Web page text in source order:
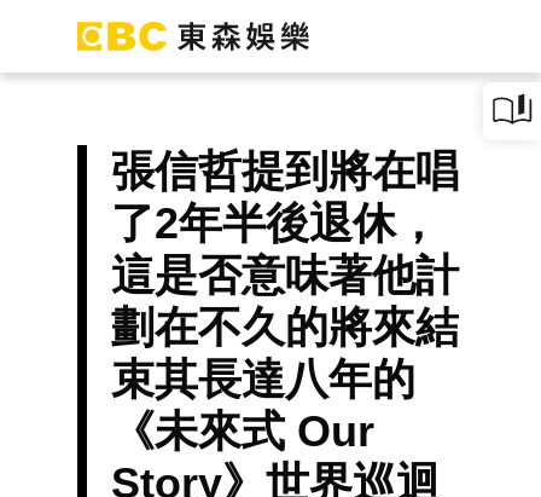
張信哲提到將在唱
了2年半後退休，
這是否意味著他計
劃在不久的將來結
束其長達八年的
《未來式 Our
Story》世界巡迴